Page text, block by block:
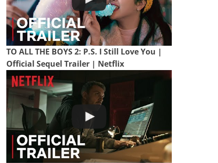
TO ALL THE BOYS 2: P.S. I Still Love You |
Official Sequel Trailer | Netflix